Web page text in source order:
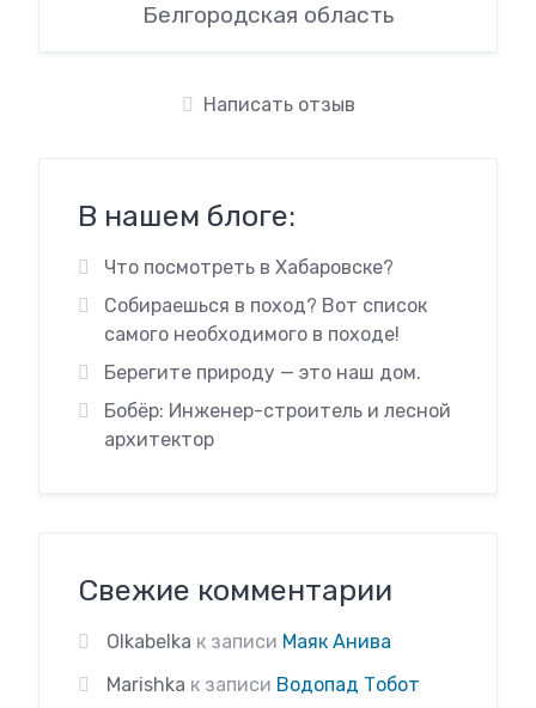
Белгородская область
Написать отзыв
В нашем блоге:
Что посмотреть в Хабаровске?
Собираешься в поход? Вот список
самого необходимого в походе!
Берегите природу — это наш дом.
Бобёр: Инженер-строитель и лесной
архитектор
Свежие комментарии
Olkabelka к записи Маяк Анива
Marishka к записи Водопад Тобот